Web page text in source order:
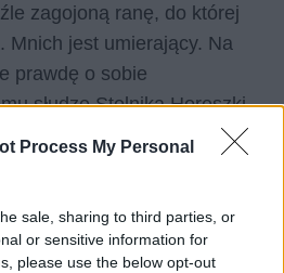
Process My Personal
sale, sharing to third parties, or
or sensitive information for
please use the below opt-out
zagojoną ranę, do której
Mnich jest umierający. Na
prawdę o sobie
słudze Stolnika Horeszki,
wysłuchawszy
przebaczył swojemu
znaku krzyża tuż przed